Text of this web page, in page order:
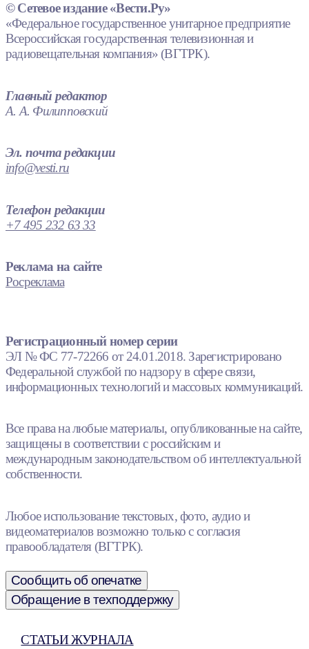
© Сетевое издание «Вести.Ру»
«Федеральное государственное унитарное предприятие
Всероссийская государственная телевизионная и
радиовещательная компания» (ВГТРК).
Главный редактор
А. А. Филипповский
Эл. почта редакции
info@vesti.ru
Телефон редакции
+7 495 232 63 33
Реклама на сайте
Росреклама
Регистрационный номер серии
ЭЛ № ФС 77-72266 от 24.01.2018. Зарегистрировано
Федеральной службой по надзору в сфере связи,
информационных технологий и массовых коммуникаций.
Все права на любые материалы, опубликованные на сайте,
защищены в соответствии с российским и
международным законодательством об интеллектуальной
собственности.
Любое использование текстовых, фото, аудио и
видеоматериалов возможно только с согласия
правообладателя (ВГТРК).
Сообщить об опечатке
Обращение в техподдержку
СТАТЬИ ЖУРНАЛА